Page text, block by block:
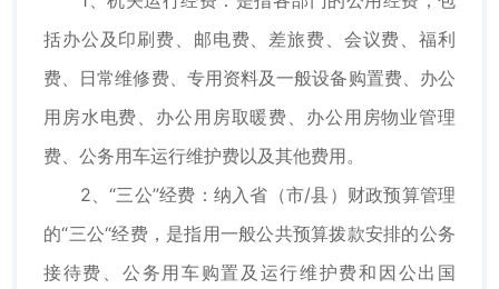
括办公及印刷费、邮电费、差旅费、会议费、福利
费、日常维修费、专用资料及一般设备购置费、办公
用房水电费、办公用房取暖费、办公用房物业管理
费、公务用车运行维护费以及其他费用。
2、“三公”经费：纳入省（市/县）财政预算管理
的“三公“经费，是指用一般公共预算拨款安排的公务
接待费、公务用车购置及运行维护费和因公出国